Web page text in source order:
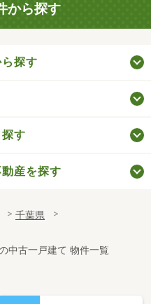
から探す
探す
す
産を探す
千葉県
中古一戸建て 物件一覧